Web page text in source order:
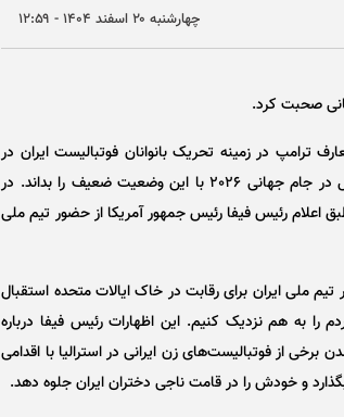
چهارشنبه ۲۰ اسفند ۱۴۰۴ - ۱۲:۵۹
صحبت کرد.
ترامپ در زمینه تحریک بانوانان فوتبالیست ایران در
استرالیا باعث شده تا مهدی تاج رئیس فدراسیون کشورمان حضور تیم ملی فوتبال در جام جهانی ٢٠٢۶ با این وضعیت ضعیف را بداند. در
اعلام رئیس فیفا رئیس جمهور آمریکا از حضور تیم ملی
ملی ایران برای رقابت در خاک ایالات متحده استقبال
را به هم نزدیک کنیم. این اظهارات رئیس فیفا درباره
از فوتبالیست‌های زن ایرانی در استرالیا با اقدامی